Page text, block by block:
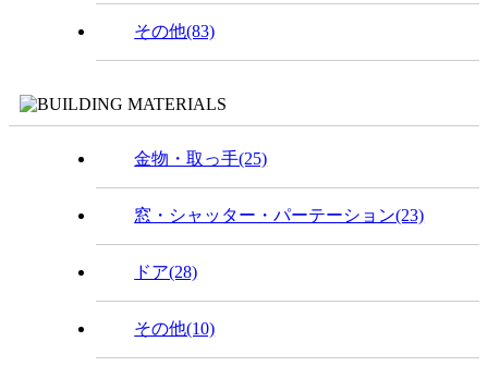
その他(83)
金物・取っ手(25)
窓・シャッター・パーテーション(23)
ドア(28)
その他(10)